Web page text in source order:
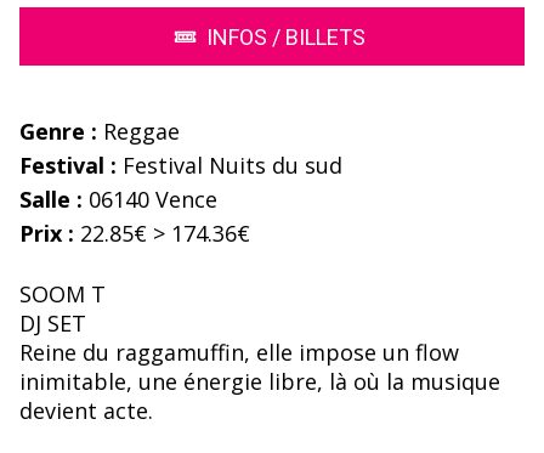
INFOS / BILLETS
Genre : Reggae
Festival : Festival Nuits du sud
Salle : 06140 Vence
Prix : 22.85€ > 174.36€
SOOM T
DJ SET
Reine du raggamuffin, elle impose un flow
inimitable, une énergie libre, là où la musique
devient acte.